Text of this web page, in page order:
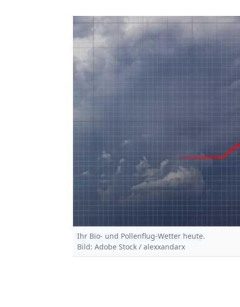
Ihr Bio- und Pollenflug-Wetter heute.
Bild: Adobe Stock / alexxandarx